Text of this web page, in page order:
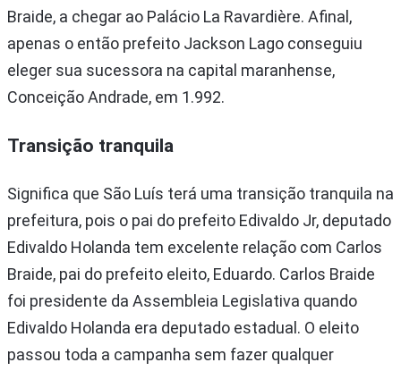
Braide, a chegar ao Palácio La Ravardière. Afinal,
apenas o então prefeito Jackson Lago conseguiu
eleger sua sucessora na capital maranhense,
Conceição Andrade, em 1.992.
Transição tranquila
Significa que São Luís terá uma transição tranquila na
prefeitura, pois o pai do prefeito Edivaldo Jr, deputado
Edivaldo Holanda tem excelente relação com Carlos
Braide, pai do prefeito eleito, Eduardo. Carlos Braide
foi presidente da Assembleia Legislativa quando
Edivaldo Holanda era deputado estadual. O eleito
passou toda a campanha sem fazer qualquer